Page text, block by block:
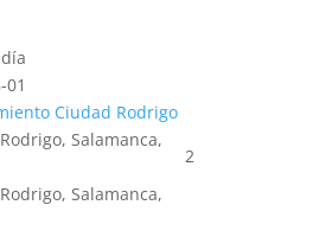
01
Ciudad Rodrigo
Salamanca,
Salamanca,
2